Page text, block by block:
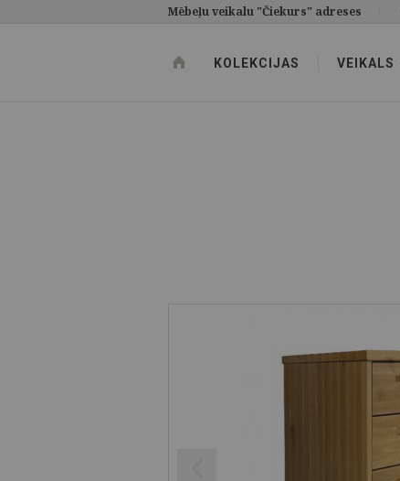
Mēbeļu veikalu "Čiekurs" adreses
KOLEKCIJAS VEIKALS